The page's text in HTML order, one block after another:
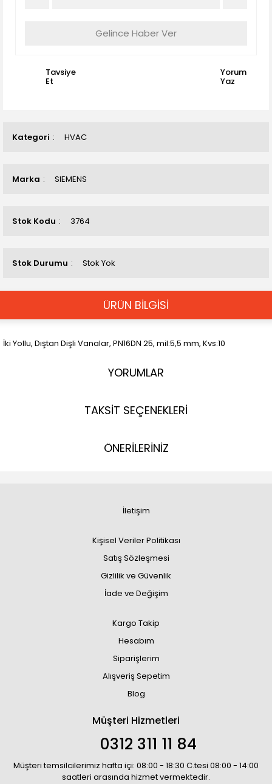
Kategori HVAC
Marka SIEMENS
Stok Kodu 3764
Stok Durumu Stok Yok
Gelince Haber Ver
Tavsiye
Et
Yorum
Yaz
ÜRÜN BİLGİSİ
İki Yollu, Dıştan Dişli Vanalar, PN16DN 25, mil:5,5 mm, Kvs:10
YORUMLAR
TAKSİT SEÇENEKLERİ
ÖNERİLERİNİZ
İletişim
Kişisel Veriler Politikası
Satış Sözleşmesi
Gizlilik ve Güvenlik
İade ve Değişim
Kargo Takip
Hesabım
Siparişlerim
Alışveriş Sepetim
Blog
Müşteri Hizmetleri
0312 311 11 84
Müşteri temsilcilerimiz hafta içi: 08:00 - 18:30 C.tesi 08:00 - 14:00
saatleri arasında hizmet vermektedir.